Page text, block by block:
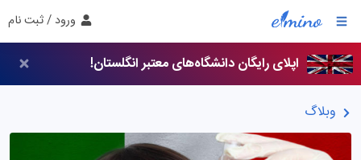
ورود / ثبت نام
اپلای رایگان دانشگاه‌های معتبر انگلستان!
وبلاگ